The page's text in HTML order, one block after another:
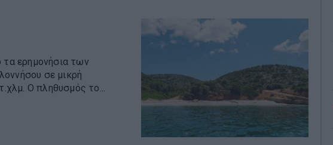
τα ερημονήσια των
σε μικρή
Ο πληθυσμός το...